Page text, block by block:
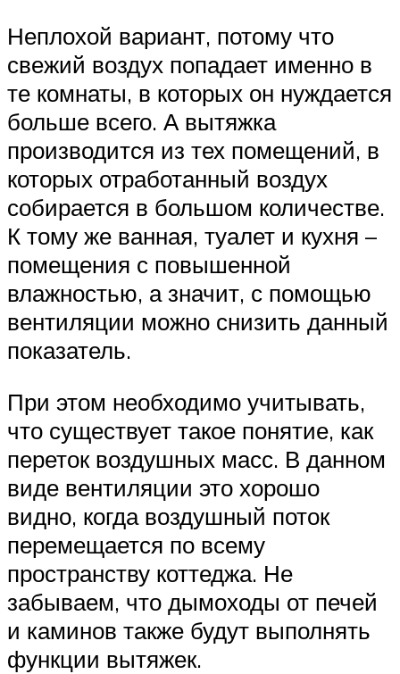
Неплохой вариант, потому что
свежий воздух попадает именно в
те комнаты, в которых он нуждается
больше всего. А вытяжка
производится из тех помещений, в
которых отработанный воздух
собирается в большом количестве.
К тому же ванная, туалет и кухня –
помещения с повышенной
влажностью, а значит, с помощью
вентиляции можно снизить данный
показатель.
При этом необходимо учитывать,
что существует такое понятие, как
переток воздушных масс. В данном
виде вентиляции это хорошо
видно, когда воздушный поток
перемещается по всему
пространству коттеджа. Не
забываем, что дымоходы от печей
и каминов также будут выполнять
функции вытяжек.